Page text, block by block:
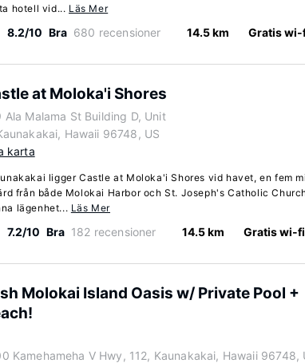
hotell vid... Läs Mer
8.2/10 Bra 680 recensioner 14.5 km Gratis wi-
at Moloka'i Shores
Ala Malama St Building D, Unit
Hawaii 96748, US
karta
ligger Castle at Moloka'i Shores vid havet, en fem
från både Molokai Harbor och St. Joseph's Catholic
lägenhet... Läs Mer
7.2/10 Bra 182 recensioner 14.5 km Gratis wi-fi
Molokai Island Oasis w/ Private Pool +
Kamehameha V Hwy, 112, Kaunakakai, Hawaii 96748,